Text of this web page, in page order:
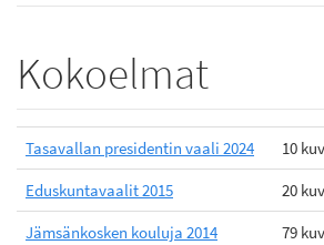
Kokoelmat
Tasavallan presidentin vaali 2024
10
Eduskuntavaalit 2015
20
Jämsänkosken kouluja 2014
79